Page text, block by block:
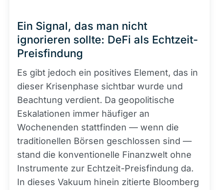
Ein Signal, das man nicht
ignorieren sollte: DeFi als Echtzeit-
Preisfindung
Es gibt jedoch ein positives Element, das in
dieser Krisenphase sichtbar wurde und
Beachtung verdient. Da geopolitische
Eskalationen immer häufiger an
Wochenenden stattfinden — wenn die
traditionellen Börsen geschlossen sind —
stand die konventionelle Finanzwelt ohne
Instrumente zur Echtzeit-Preisfindung da.
In dieses Vakuum hinein zitierte Bloomberg